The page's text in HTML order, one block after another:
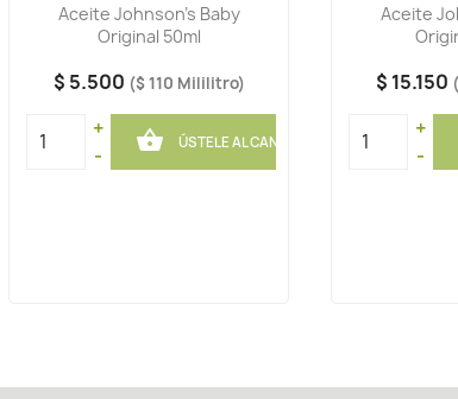
Aceite Johnson's Baby
Original 50ml
$ 5.500 ($ 110 Mililitro)
+
-
 ÚSTELE AL CANASTO
Aceite
$ 15.150
+
-